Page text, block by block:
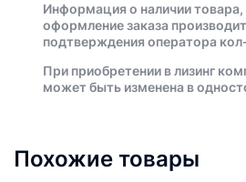
Информация о наличии
оформление заказа
подтверждения оператора
При приобретении в лизинг
может быть изменена в
Похожие товары